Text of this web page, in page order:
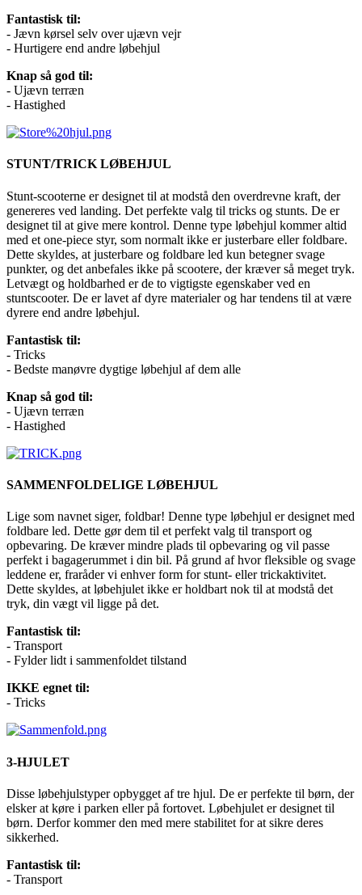
Fantastisk til:
- Jævn kørsel selv over ujævn vejr
- Hurtigere end andre løbehjul
Knap så god til:
- Ujævn terræn
- Hastighed
STUNT/TRICK LØBEHJUL
Stunt-scooterne er designet til at modstå den overdrevne kraft, der
genereres ved landing. Det perfekte valg til tricks og stunts. De er
designet til at give mere kontrol. Denne type løbehjul kommer altid
med et one-piece styr, som normalt ikke er justerbare eller foldbare.
Dette skyldes, at justerbare og foldbare led kun betegner svage
punkter, og det anbefales ikke på scootere, der kræver så meget tryk.
Letvægt og holdbarhed er de to vigtigste egenskaber ved en
stuntscooter. De er lavet af dyre materialer og har tendens til at være
dyrere end andre løbehjul.
Fantastisk til:
- Tricks
- Bedste manøvre dygtige løbehjul af dem alle
Knap så god til:
- Ujævn terræn
- Hastighed
SAMMENFOLDELIGE LØBEHJUL
Lige som navnet siger, foldbar! Denne type løbehjul er designet med
foldbare led. Dette gør dem til et perfekt valg til transport og
opbevaring. De kræver mindre plads til opbevaring og vil passe
perfekt i bagagerummet i din bil. På grund af hvor fleksible og svage
leddene er, fraråder vi enhver form for stunt- eller trickaktivitet.
Dette skyldes, at løbehjulet ikke er holdbart nok til at modstå det
tryk, din vægt vil ligge på det.
Fantastisk til:
- Transport
- Fylder lidt i sammenfoldet tilstand
IKKE egnet til:
- Tricks
3-HJULET
Disse løbehjulstyper opbygget af tre hjul. De er perfekte til børn, der
elsker at køre i parken eller på fortovet. Løbehjulet er designet til
børn. Derfor kommer den med mere stabilitet for at sikre deres
sikkerhed.
Fantastisk til:
- Transport